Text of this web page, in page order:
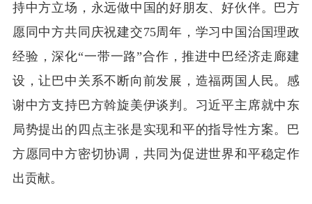
持中方立场，永远做中国的好朋友、好伙伴。巴方
愿同中方共同庆祝建交75周年，学习中国治国理政
经验，深化“一带一路”合作，推进中巴经济走廊建
设，让巴中关系不断向前发展，造福两国人民。感
谢中方支持巴方斡旋美伊谈判。习近平主席就中东
局势提出的四点主张是实现和平的指导性方案。巴
方愿同中方密切协调，共同为促进世界和平稳定作
出贡献。